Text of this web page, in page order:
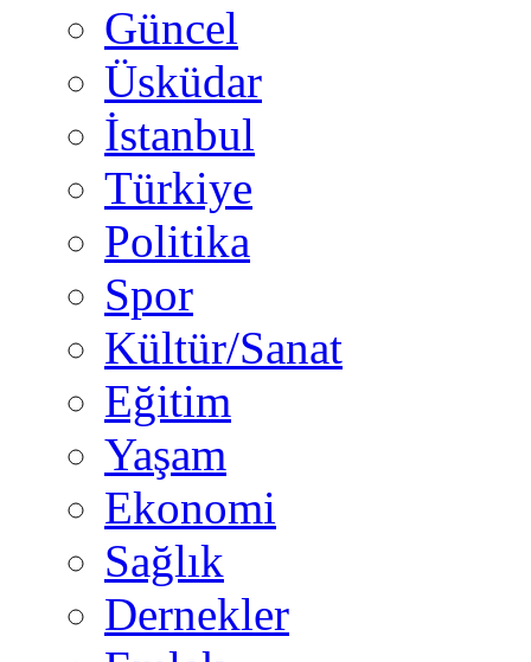
Güncel
Üsküdar
İstanbul
Türkiye
Politika
Spor
Kültür/Sanat
Eğitim
Yaşam
Ekonomi
Sağlık
Dernekler